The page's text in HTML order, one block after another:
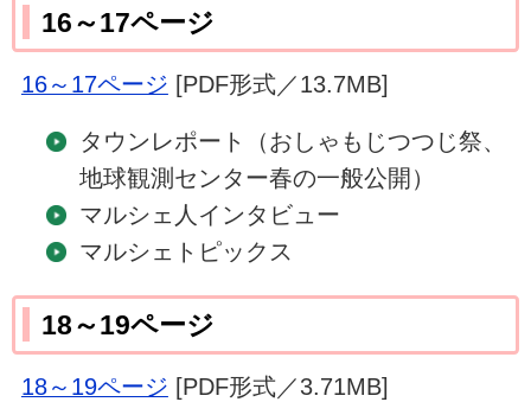
16～17ページ
16～17ページ [PDF形式／13.7MB]
タウンレポート（おしゃもじつつじ祭、
地球観測センター春の一般公開）
マルシェ人インタビュー
マルシェトピックス
18～19ページ
18～19ページ [PDF形式／3.71MB]